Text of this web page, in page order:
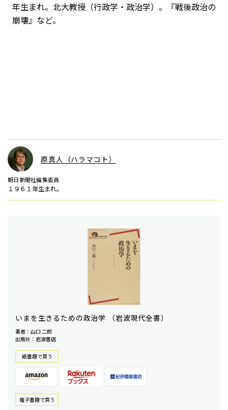
年生まれ。北大教授（行政学・政治学）。『戦後政治の
崩壊』など。
原真人（ハラマコト）
朝日新聞社編集委員
１９６１年生まれ。
いまを生きるための政治学 （岩波現代全書）
著者：山口 二郎
出版社：岩波書店
紙書籍で買う
電⼦書籍で買う